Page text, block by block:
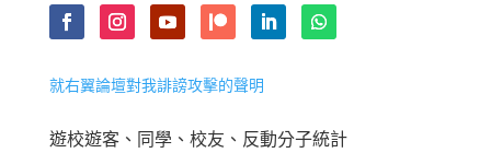
就右翼論壇對我誹謗攻擊的聲明
遊校遊客、同學、校友、反動分子統計